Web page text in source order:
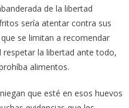
de la libertad
sería atentar contra sus
se limitan a recomendar
la libertad ante todo,
alimentos.
que esté en esos huevos